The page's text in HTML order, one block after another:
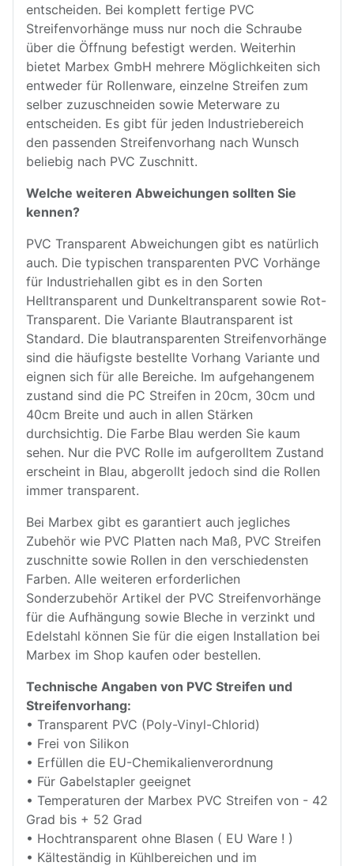
entscheiden. Bei komplett fertige PVC
Streifenvorhänge muss nur noch die Schraube
über die Öffnung befestigt werden. Weiterhin
bietet Marbex GmbH mehrere Möglichkeiten sich
entweder für Rollenware, einzelne Streifen zum
selber zuzuschneiden sowie Meterware zu
entscheiden. Es gibt für jeden Industriebereich
den passenden Streifenvorhang nach Wunsch
beliebig nach PVC Zuschnitt.
Welche weiteren Abweichungen sollten Sie
kennen?
PVC Transparent Abweichungen gibt es natürlich
auch. Die typischen transparenten PVC Vorhänge
für Industriehallen gibt es in den Sorten
Helltransparent und Dunkeltransparent sowie Rot-
Transparent. Die Variante Blautransparent ist
Standard. Die blautransparenten Streifenvorhänge
sind die häufigste bestellte Vorhang Variante und
eignen sich für alle Bereiche. Im aufgehangenem
zustand sind die PC Streifen in 20cm, 30cm und
40cm Breite und auch in allen Stärken
durchsichtig. Die Farbe Blau werden Sie kaum
sehen. Nur die PVC Rolle im aufgerolltem Zustand
erscheint in Blau, abgerollt jedoch sind die Rollen
immer transparent.
Bei Marbex gibt es garantiert auch jegliches
Zubehör wie PVC Platten nach Maß, PVC Streifen
zuschnitte sowie Rollen in den verschiedensten
Farben. Alle weiteren erforderlichen
Sonderzubehör Artikel der PVC Streifenvorhänge
für die Aufhängung sowie Bleche in verzinkt und
Edelstahl können Sie für die eigen Installation bei
Marbex im Shop kaufen oder bestellen.
Technische Angaben von PVC Streifen und
Streifenvorhang:
• Transparent PVC (Poly-Vinyl-Chlorid)
• Frei von Silikon
• Erfüllen die EU-Chemikalienverordnung
• Für Gabelstapler geeignet
• Temperaturen der Marbex PVC Streifen von - 42
Grad bis + 52 Grad
• Hochtransparent ohne Blasen ( EU Ware ! )
• Kälteständig in Kühlbereichen und im